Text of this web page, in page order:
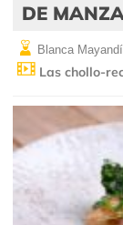
DE
Blanca
Las chollo-